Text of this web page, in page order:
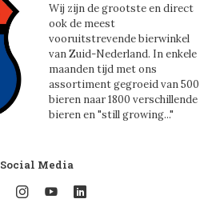
Wij zijn de grootste en direct
ook de meest
vooruitstrevende bierwinkel
van Zuid-Nederland. In enkele
maanden tijd met ons
assortiment gegroeid van 500
bieren naar 1800 verschillende
bieren en "still growing..."
Social Media